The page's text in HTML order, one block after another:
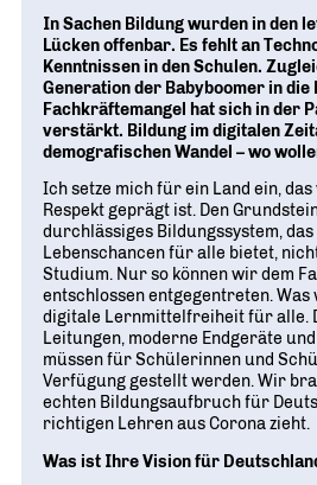
In Sachen Bildung wurden in den
Lücken offenbar. Es fehlt an
Kenntnissen in den Schulen.
Generation der Babyboomer in die
Fachkräftemangel hat sich in der
verstärkt. Bildung im digitalen
demografischen Wandel – wo
Ich setze mich für ein Land ein,
Respekt geprägt ist. Den
durchlässiges Bildungssystem,
Lebenschancen für alle bietet,
Studium. Nur so können wir dem
entschlossen entgegentreten.
digitale Lernmittelfreiheit für alle.
Leitungen, moderne Endgeräte
müssen für Schülerinnen und
Verfügung gestellt werden. Wir
echten Bildungsaufbruch für
richtigen Lehren aus Corona zieht.
Was ist Ihre Vision für